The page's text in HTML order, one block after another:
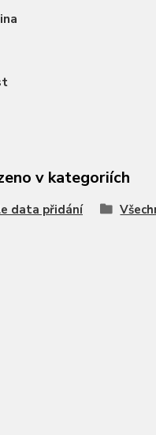
v kategoriích
data přidání